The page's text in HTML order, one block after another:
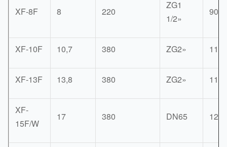
XF-8F 8 220
ZG1
1/2»
XF-10F 10,7 380 ZG2»
XF-13F 13,8 380 ZG2»
XF-
15F/W
17 380 DN65